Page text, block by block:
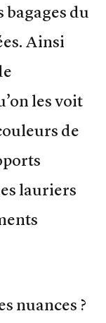
bagages du
Ainsi
les voit
de
lauriers
nuances ?